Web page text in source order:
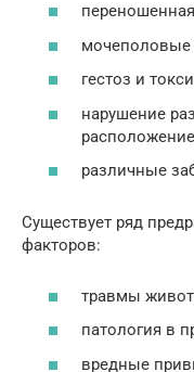
мочеполовые
гестоз и
нарушение
различные
Существует ряд
факторов:
травмы
патология в
вредные